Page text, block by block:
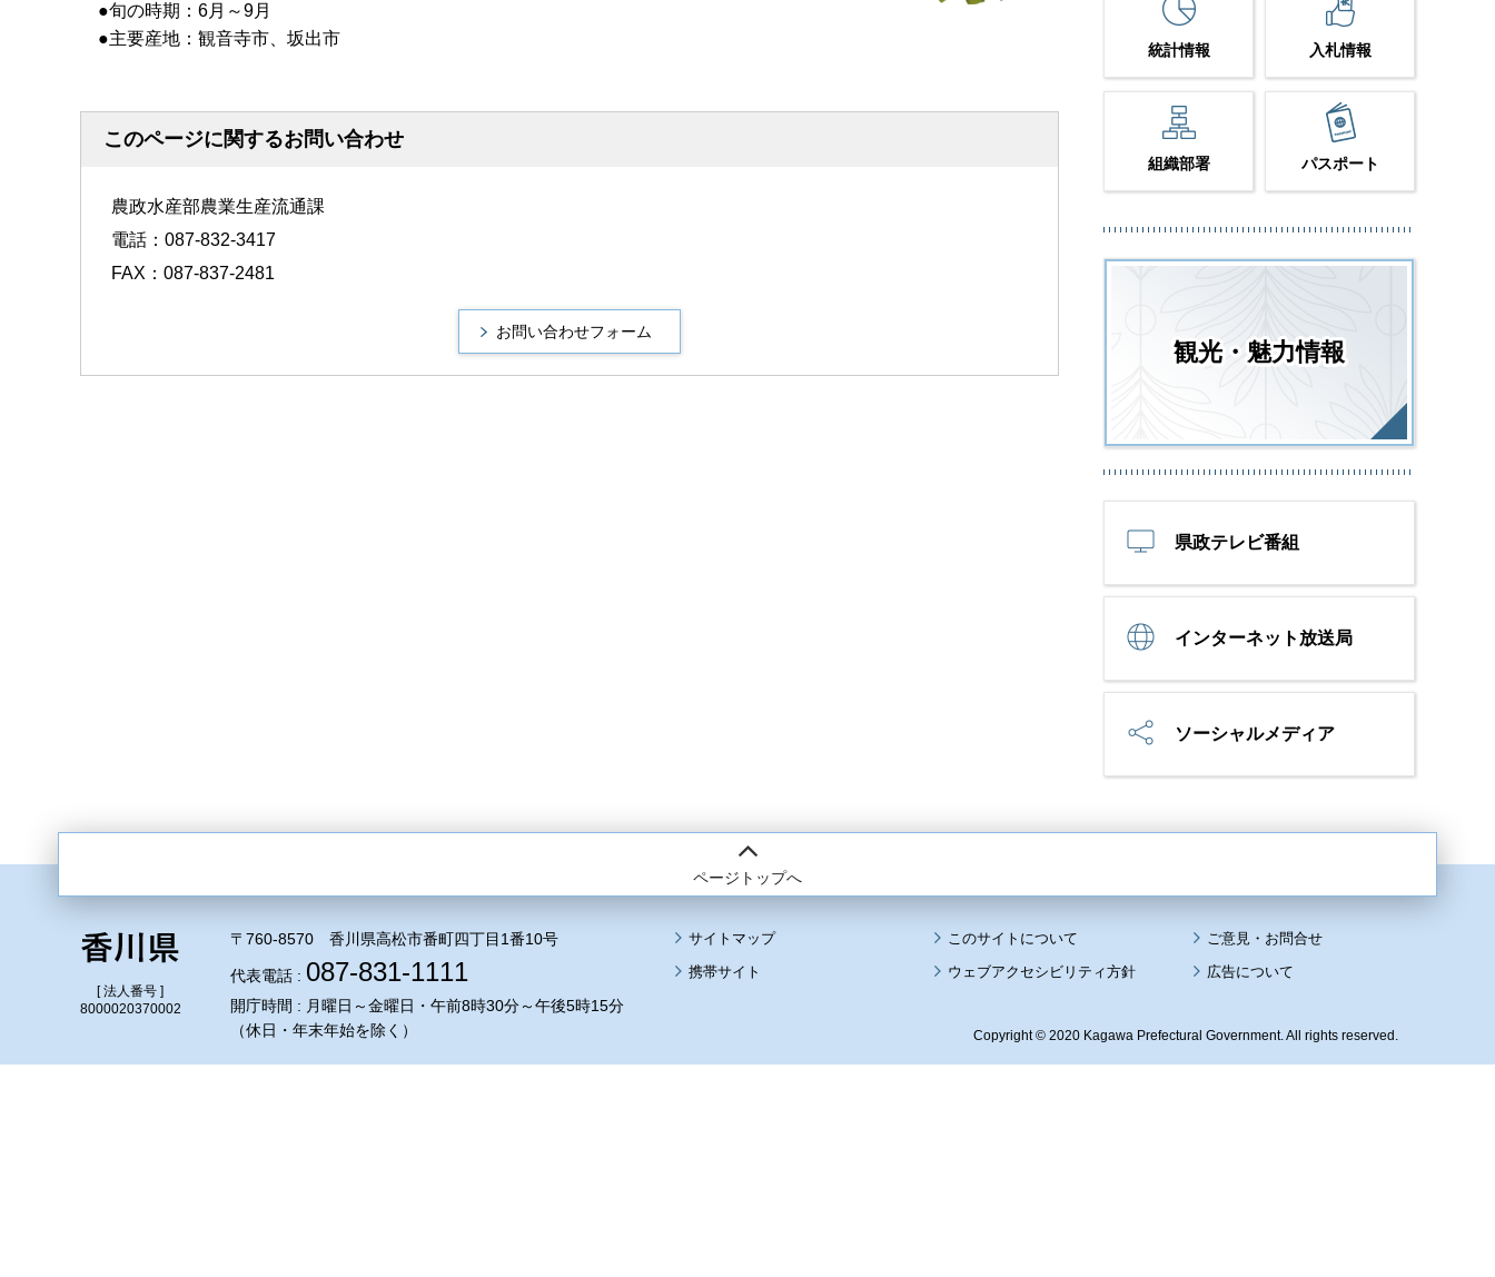
●旬の時期：6月～9月
●主要産地：観音寺市、坂出市
このページに関するお問い合わせ
農政水産部農業生産流通課
電話：087-832-3417
FAX：087-837-2481
統計情報 入札情報
組織部署 パスポート
観光・魅力情報
県政テレビ番組
インターネット放送局
ソーシャルメディア
ページトップへ
[ 法人番号 ]
8000020370002
〒760-8570 香川県高松市番町四丁目1番10号
代表電話 : 087-831-1111
開庁時間 : 月曜日～金曜日・午前8時30分～午後5時15分
（休日・年末年始を除く）
サイトマップ
このサイトについて
携帯サイト
ウェブアクセシビリティ方針 広告について
Copyright © 2020 Kagawa Prefectural Government. All rights reserved.